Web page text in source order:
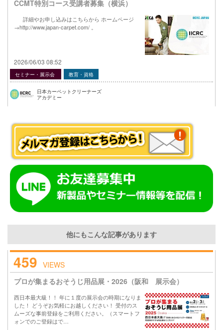
CCMT特別コース受講者募集（横浜）
詳細やお申し込みはこちらから ホームページ
→http://www.japan-carpet.com/ 。
2026/06/03 08:52
セミナー・展示会 教育・資格
日本カーペットクリーナーズ
アカデミー
他にもこんな記事があります
459 VIEWS
プロが集まるおそうじ用品展・2026（阪和 展示会）
西日本最大級！！ 年に１度の展示会の時期になりま
した！ どうぞお気軽にお越しください！ 受付のス
ムーズな事前登録をご利用ください。（スマートフ
ォンでのご登録はで…